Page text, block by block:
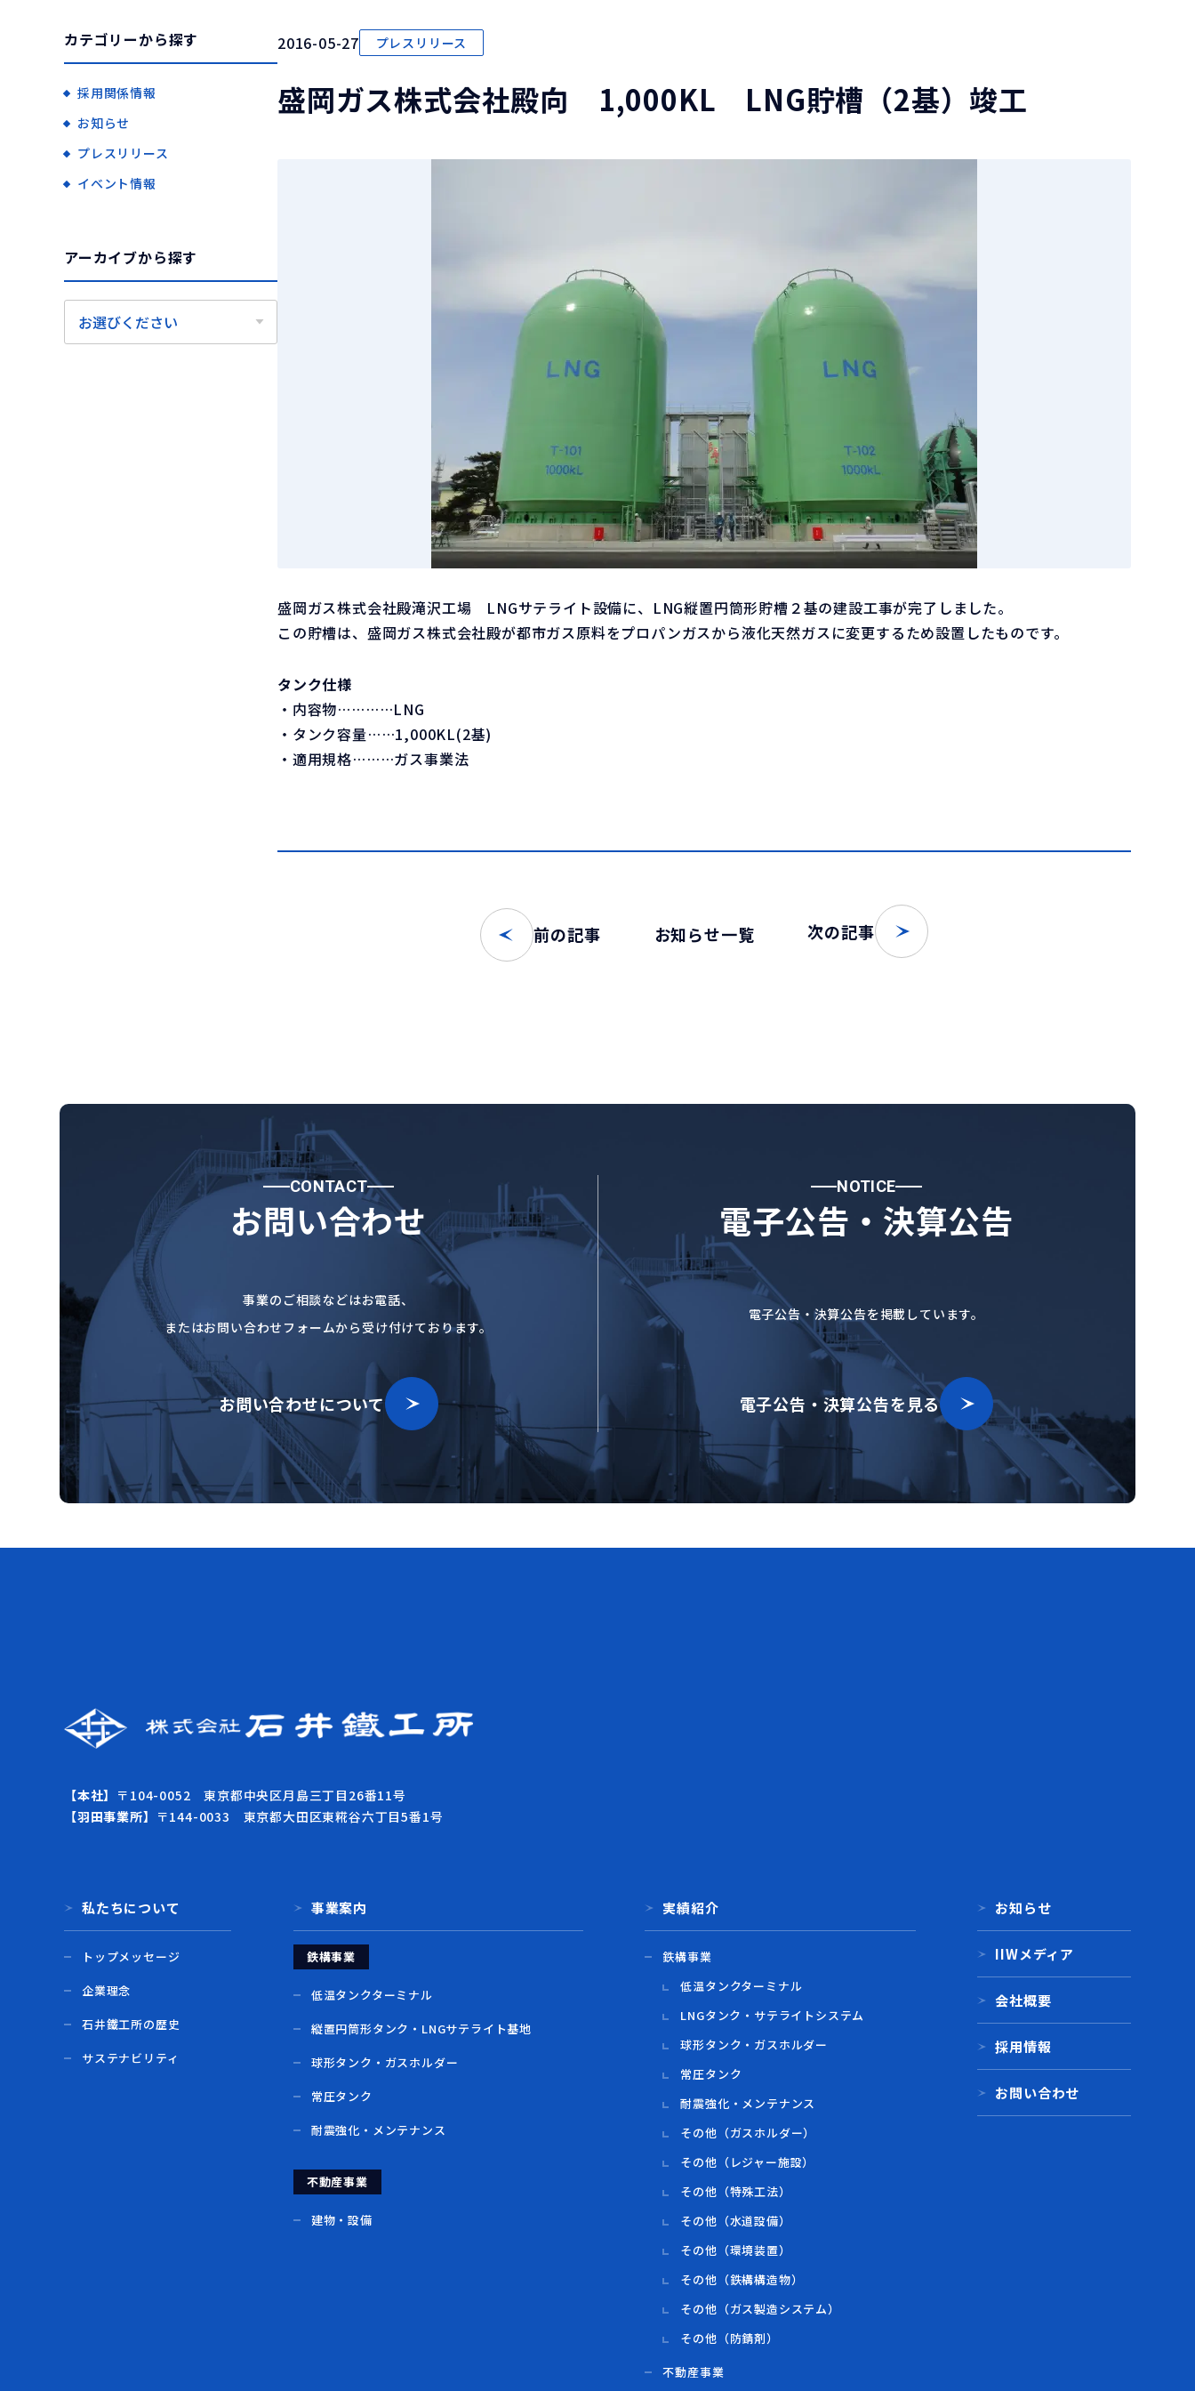
2016-05-27 プレスリリース
盛岡ガス株式会社殿向 1,000KL LNG貯槽（2基）竣工
盛岡ガス株式会社殿滝沢工場 LNGサテライト設備に、LNG縦置円筒形貯槽２基の建設工事が完了しました。
この貯槽は、盛岡ガス株式会社殿が都市ガス原料をプロパンガスから液化天然ガスに変更するため設置したものです。
タンク仕様
・内容物…………LNG
・タンク容量……1,000KL(2基)
・適用規格………ガス事業法
前の記事 お知らせ一覧 次の記事
カテゴリーから探す
採用関係情報
お知らせ
プレスリリース
イベント情報
アーカイブから探す
お問い合わせ
CONTACT
事業のご相談などはお電話、
またはお問い合わせフォームから受け付けております。
お問い合わせについて
電子公告・決算公告
NOTICE
電子公告・決算公告を掲載しています。
電子公告・決算公告を見る
【本社】 〒104-0052 東京都中央区月島三丁目26番11号
【羽田事業所】 〒144-0033 東京都大田区東糀谷六丁目5番1号
私たちについて
トップメッセージ
企業理念
石井鐵工所の歴史
サステナビリティ
事業案内
鉄構事業
低温タンクターミナル
縦置円筒形タンク・LNGサテライト基地
球形タンク・ガスホルダー
常圧タンク
耐震強化・メンテナンス
不動産事業
建物・設備
実績紹介
鉄構事業
低温タンクターミナル
LNGタンク・サテライトシステム
球形タンク・ガスホルダー
常圧タンク
耐震強化・メンテナンス
その他（ガスホルダー）
その他（レジャー施設）
その他（特殊工法）
その他（水道設備）
その他（環境装置）
その他（鉄構構造物）
その他（ガス製造システム）
その他（防錆剤）
不動産事業
お知らせ
IIWメディア
会社概要
採用情報
お問い合わせ